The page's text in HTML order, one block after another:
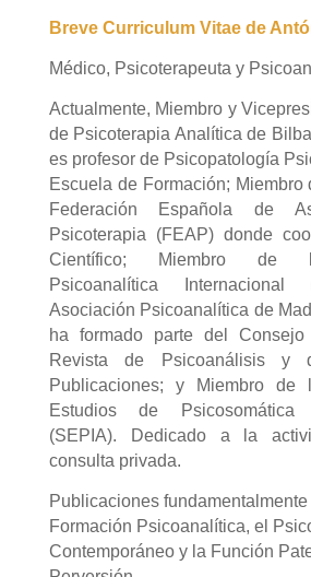
Breve Curriculum Vitae de Ant
Médico, Psicoterapeuta y
Actualmente, Miembro y
de Psicoterapia Analítica de
es profesor de Psicopatología
Escuela de Formación; Miembro
Federación Española de
Psicoterapia (FEAP) donde
Científico; Miembro de
Psicoanalítica
Asociación Psicoanalítica de
ha formado parte del
Revista de Psicoanálisis y
Publicaciones; y Miembro de
Estudios de Psicosomática
(SEPIA). Dedicado a la
consulta privada.
Publicaciones fundamentalmente
Formación Psicoanalítica, el
Contemporáneo y la Función